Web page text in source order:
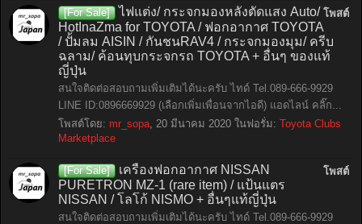
โพสต์
[For Sale]
ไฟแต่ง/ กระจกมองหลังตัดแสง Auto/
HotInaZma for TOYOTA / ฟอกอากาศ TOYOTA
/ ปั้มลม AISIN / กันชนRAV4 / กระจกมองมุม/ ครีบ
ฉลาม/ ค้อนทุบกระจกรถ TOYOTA + อื่นๆ ของแท้
ญี่ปุ่น
สนใจติดต่อสอบถามเพิ่มเติมได้นะครับ ไทด์ Tel.089-666-9929
LINE ID:0896669929 (เลือกเพิ่มเพื่อนจากไอดี) แอดไลน์ คลิ๊ก...
โพสต์โดย: mr_sopa, 20 มีนาคม 2020 ในฟอรั่ม: Toyota Clubs
Marketplace
โพสต์
[For Sale]
เครื่องฟอกอากาศ NISSAN
PURETRON MZ-1 (rare item) / แป้นแตร
NISSAN / โลโก้ NISMO + อื่นๆแท้ญี่ปุ่น
สนใจติดต่อสอบถามเพิ่มเติมได้นะครับ ไทด์ Tel.089-666-9929